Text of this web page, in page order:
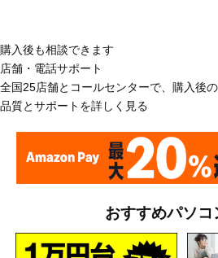
購入後も相談できます
店舗・電話サポート
全国25店舗とコールセンターで、購入後
品質とサポートを詳しく見る
おすすめパソコ